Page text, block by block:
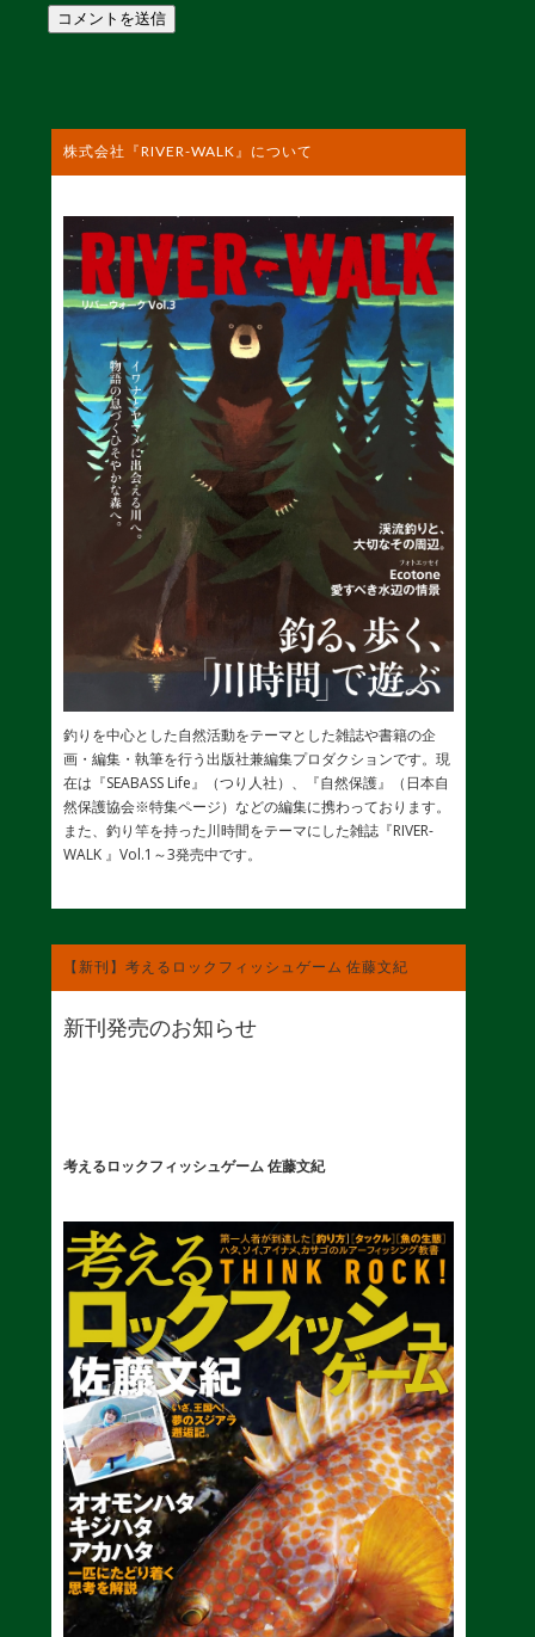
株式会社『RIVER-WALK』について
釣りを中心とした自然活動をテーマとした雑誌や書籍の企
画・編集・執筆を行う出版社兼編集プロダクションです。現
在は『SEABASS Life』（つり人社）、『自然保護』（日本自
然保護協会※特集ページ）などの編集に携わっております。
また、釣り竿を持った川時間をテーマにした雑誌『RIVER-
WALK 』Vol.1～3発売中です。
【新刊】考えるロックフィッシュゲーム 佐藤文紀
新刊発売のお知らせ
考えるロックフィッシュゲーム 佐藤文紀